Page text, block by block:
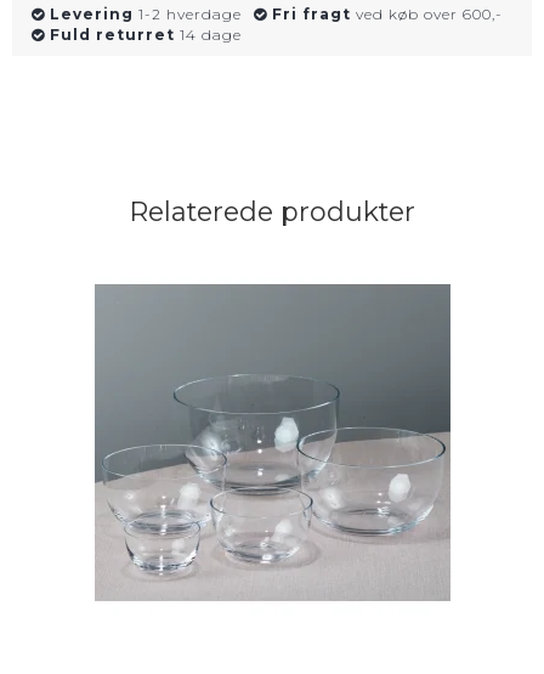
Levering 1-2 hverdage Fri fragt ved køb over 600,-
Fuld returret 14 dage
Relaterede produkter